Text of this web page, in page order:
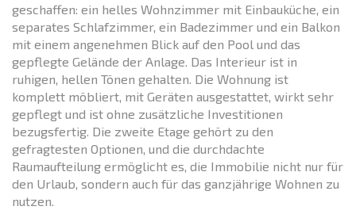
geschaffen: ein helles Wohnzimmer mit Einbauküche, ein
separates Schlafzimmer, ein Badezimmer und ein Balkon
mit einem angenehmen Blick auf den Pool und das
gepflegte Gelände der Anlage. Das Interieur ist in
ruhigen, hellen Tönen gehalten. Die Wohnung ist
komplett möbliert, mit Geräten ausgestattet, wirkt sehr
gepflegt und ist ohne zusätzliche Investitionen
bezugsfertig. Die zweite Etage gehört zu den
gefragtesten Optionen, und die durchdachte
Raumaufteilung ermöglicht es, die Immobilie nicht nur für
den Urlaub, sondern auch für das ganzjährige Wohnen zu
nutzen.